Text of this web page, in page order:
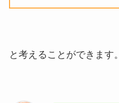
と考えることができます。